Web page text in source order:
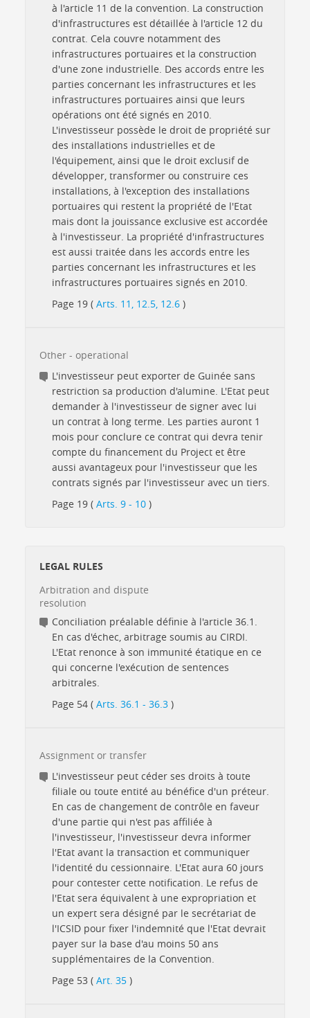
à l'article 11 de la convention. La construction
d'infrastructures est détaillée à l'article 12 du
contrat. Cela couvre notamment des
infrastructures portuaires et la construction
d'une zone industrielle. Des accords entre les
parties concernant les infrastructures et les
infrastructures portuaires ainsi que leurs
opérations ont été signés en 2010.
L'investisseur possède le droit de propriété sur
des installations industrielles et de
l'équipement, ainsi que le droit exclusif de
développer, transformer ou construire ces
installations, à l'exception des installations
portuaires qui restent la propriété de l'Etat
mais dont la jouissance exclusive est accordée
à l'investisseur. La propriété d'infrastructures
est aussi traitée dans les accords entre les
parties concernant les infrastructures et les
infrastructures portuaires signés en 2010.
Page 19 ( Arts. 11, 12.5, 12.6 )
Other - operational
L'investisseur peut exporter de Guinée sans
restriction sa production d'alumine. L'Etat peut
demander à l'investisseur de signer avec lui
un contrat à long terme. Les parties auront 1
mois pour conclure ce contrat qui devra tenir
compte du financement du Project et être
aussi avantageux pour l'investisseur que les
contrats signés par l'investisseur avec un tiers.
Page 19 ( Arts. 9 - 10 )
LEGAL RULES
Arbitration and dispute
resolution
Conciliation préalable définie à l'article 36.1.
En cas d'échec, arbitrage soumis au CIRDI.
L'Etat renonce à son immunité étatique en ce
qui concerne l'exécution de sentences
arbitrales.
Page 54 ( Arts. 36.1 - 36.3 )
Assignment or transfer
L'investisseur peut céder ses droits à toute
filiale ou toute entité au bénéfice d'un préteur.
En cas de changement de contrôle en faveur
d'une partie qui n'est pas affiliée à
l'investisseur, l'investisseur devra informer
l'Etat avant la transaction et communiquer
l'identité du cessionnaire. L'Etat aura 60 jours
pour contester cette notification. Le refus de
l'Etat sera équivalent à une expropriation et
un expert sera désigné par le secrétariat de
l'ICSID pour fixer l'indemnité que l'Etat devrait
payer sur la base d'au moins 50 ans
supplémentaires de la Convention.
Page 53 ( Art. 35 )